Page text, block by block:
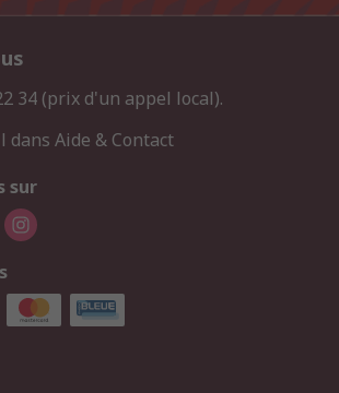
34 (prix d'un appel local).
dans Aide & Contact
sur